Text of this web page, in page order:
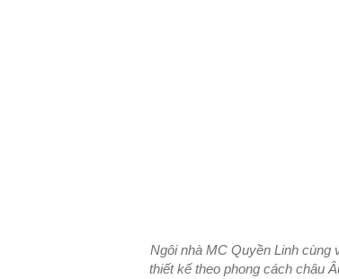
Ngôi nhà MC Quyền Linh cùng
thiết kế theo phong cách châu